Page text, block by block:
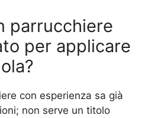
parrucchiere
per applicare
con esperienza sa già
non serve un titolo